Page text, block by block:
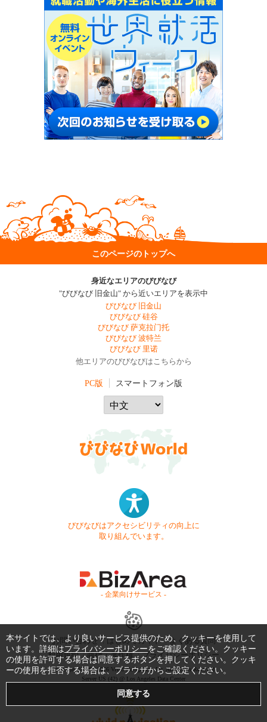
このページのトップへ
身近なエリアのびびなび
"びびなび 旧金山" から近いエリアを表示中
びびなび 旧金山
びびなび 硅谷
びびなび 萨克拉门托
びびなび 波特兰
びびなび 里诺
他エリアのびびなびはこちらから
PC版 スマートフォン版
びびなびはアクセシビリティの向上に
取り組んでいます。
- 企業向けサービス -
お問い合わせ はじめてガイド
よくある質問
利用規約
商標・著作権 プライバシーポリシー
Copyright © 1999-2026 Vivid Navigation, Inc. All Rights Reserved.
Server US (42) @ Los Angeles Data Center
本サイトでは、より良いサービス提供のため、クッキーを使用して
います。詳細はプライバシーポリシーをご確認ください。クッキー
の使用を許可する場合は同意するボタンを押してください。クッキ
ーの使用を拒否する場合は、ブラウザからご設定ください。